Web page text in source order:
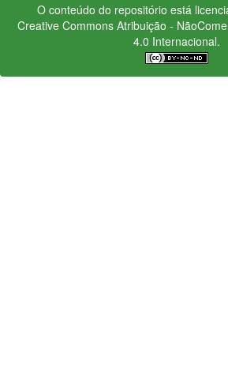
O conteúdo do repositório está
Creative CommonsAtribuição -
4.0 Internacional.